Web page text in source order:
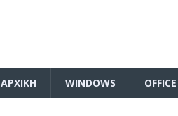
ΑΡΧΙΚΗ WINDOWS OFFICE